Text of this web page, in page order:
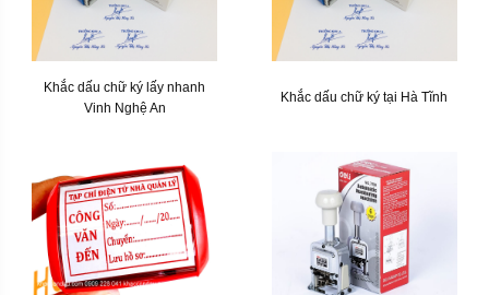
Khắc dấu chữ ký lấy nhanh
Vinh Nghệ An
Khắc dấu chữ ký tại Hà Tĩnh